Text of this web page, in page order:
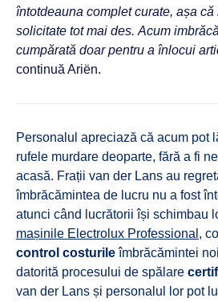
întotdeauna complet curate, așa
solicitate tot mai des. Acum
cumpărată doar pentru a înlocui
continuă Ariën.
Personalul apreciază că acum pot
rufele murdare deoparte, fără a fi
acasă. Frații van der Lans au
îmbrăcămintea de lucru nu a fost
atunci când lucrătorii își schimbau
mașinile Electrolux Professional ,
control costurileîmbrăcămintei
datorită procesului de spălare
van der Lans și personalul lor pot